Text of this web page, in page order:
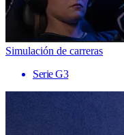
Simulación de carreras
Serie G3